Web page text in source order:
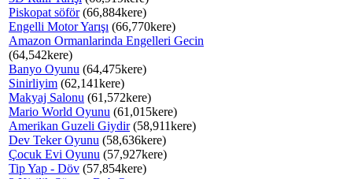
Piskopat söför(66,884kere)
Engelli Motor Yarışı (66,770kere)
Amazon Ormanlarinda Engelleri Gecin
(64,542kere)
Banyo Oyunu (64,475kere)
Sinirliyim (62,141kere)
Makyaj Salonu (61,572kere)
Mario World Oyunu (61,015kere)
Amerikan Guzeli Giydir(58,911kere)
Dev Teker Oyunu (58,636kere)
Çocuk Evi Oyunu (57,927kere)
Tip Yap - Döv (57,854kere)